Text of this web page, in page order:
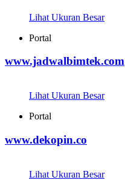
Lihat Ukuran Besar
Portal
www.jadwalbimtek.com
Lihat Ukuran Besar
Portal
www.dekopin.co
Lihat Ukuran Besar